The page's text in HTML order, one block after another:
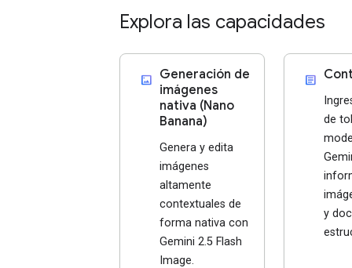
Explora las capacidades
imagesmode Generación de
imágenes
nativa (Nano
Banana)
Genera y edita
imágenes
altamente
contextuales de
forma nativa con
Gemini 2.5 Flash
Image.
article
de
y